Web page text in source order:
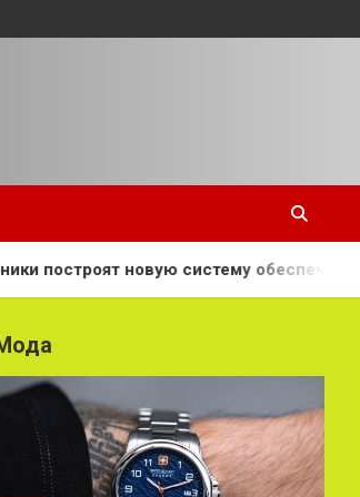
систему обеспечения